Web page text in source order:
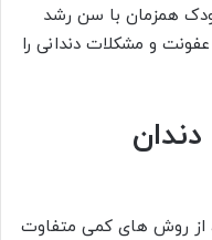
همزمان با سن رشد
و مشکلات دندانی را
از روش های کمی متفاوت